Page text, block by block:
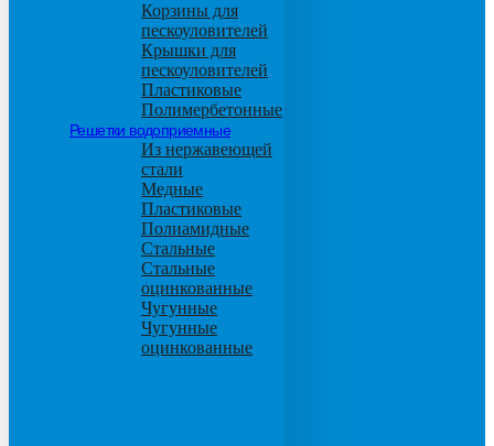
Корзины для
пескоуловителей
Крышки для
пескоуловителей
Пластиковые
Полимербетонные
Решетки водоприемные
Из нержавеющей
стали
Медные
Пластиковые
Полиамидные
Стальные
Стальные
оцинкованные
Чугунные
Чугунные
оцинкованные